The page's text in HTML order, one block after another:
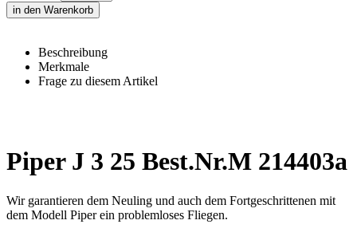
in den Warenkorb
Beschreibung
Merkmale
Frage zu diesem Artikel
Piper J 3 25 Best.Nr.M 214403a
Wir garantieren dem Neuling und auch dem Fortgeschrittenen mit
dem Modell Piper ein problemloses Fliegen.